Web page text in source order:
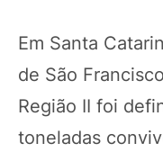
Em Santa
de São
Região II foi
toneladas